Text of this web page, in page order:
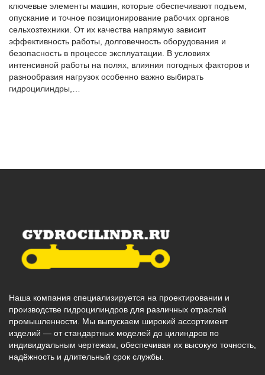
ключевые элементы машин, которые обеспечивают подъем,
опускание и точное позиционирование рабочих органов
сельхозтехники. От их качества напрямую зависит
эффективность работы, долговечность оборудования и
безопасность в процессе эксплуатации. В условиях
интенсивной работы на полях, влияния погодных факторов и
разнообразия нагрузок особенно важно выбирать
гидроцилиндры,…
Наша компания специализируется на проектировании и
производстве гидроцилиндров для различных отраслей
промышленности. Мы выпускаем широкий ассортимент
изделий — от стандартных моделей до цилиндров по
индивидуальным чертежам, обеспечивая их высокую точность,
надёжность и длительный срок службы.